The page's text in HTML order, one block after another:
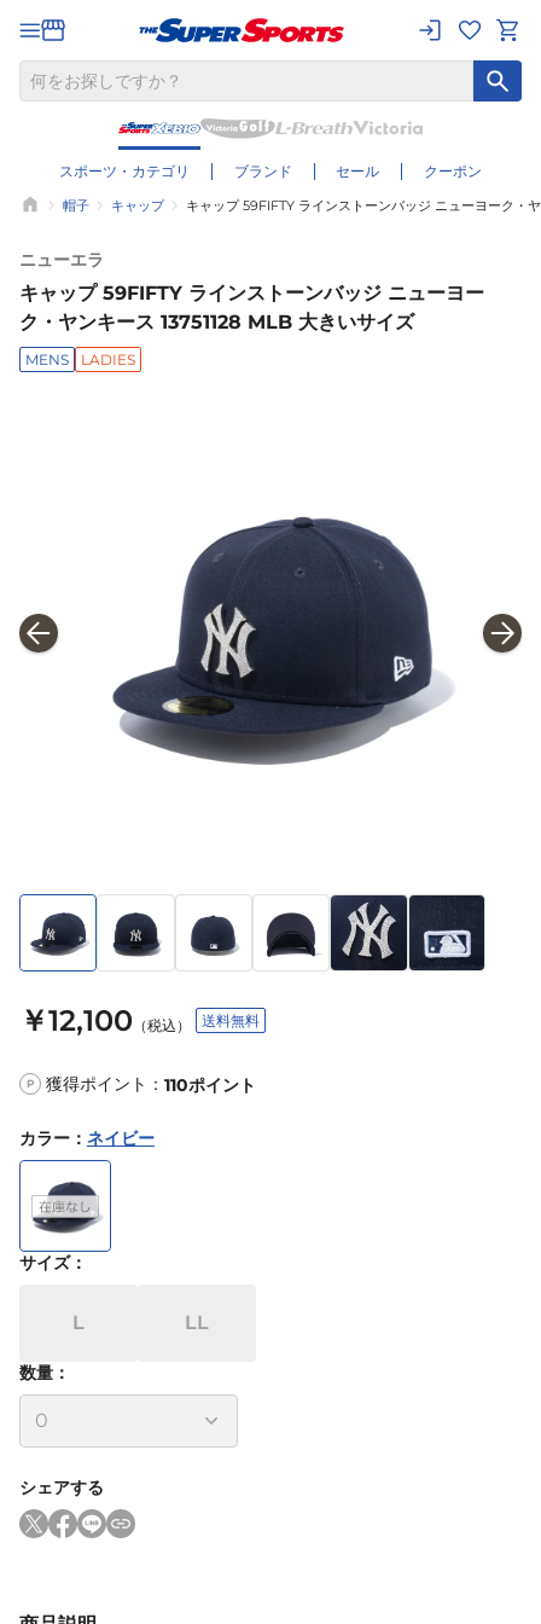
スポーツ・カテゴリ ブランド セール クーポン
帽子 キャップ キャップ 59FIFTY ラインストーンバッジ ニューヨーク・
ニューエラ
キャップ 59FIFTY ラインストーンバッジ ニューヨー
ク・ヤンキース 13751128 MLB 大きいサイズ
MENS LADIES
￥12,100 （税込） 送料無料
P 獲得ポイント： 110ポイント
カラー ： ネイビー
サイズ：
L LL
数量：
シェアする